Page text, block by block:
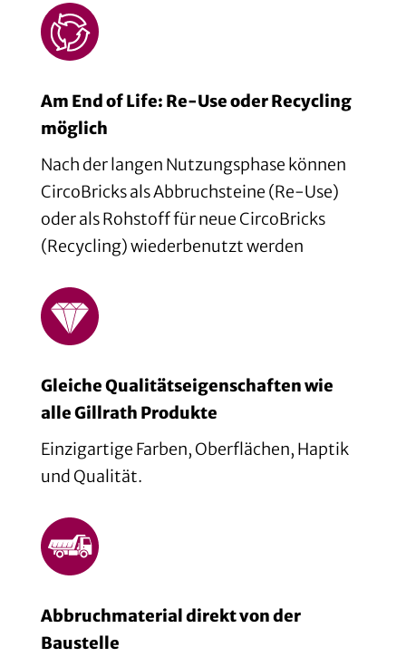
Am End of Life: Re-Use oder Recycling
möglich
Nach der langen Nutzungsphase können
CircoBricks als Abbruchsteine (Re-Use)
oder als Rohstoff für neue CircoBricks
(Recycling) wiederbenutzt werden
Gleiche Qualitätseigenschaften wie
alle Gillrath Produkte
Einzigartige Farben, Oberflächen, Haptik
und Qualität.
Abbruchmaterial direkt von der
Baustelle